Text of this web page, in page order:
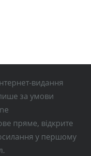
видання
за умови
пряме, відкрите
у першому